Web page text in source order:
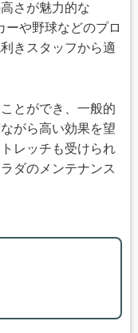
さが魅力的な
ーや野球などのプロ
きスタッフから適
とができ、一般的
がら高い効果を望
レッチも受けられ
ダのメンテナンス